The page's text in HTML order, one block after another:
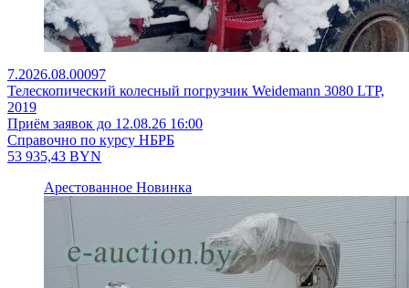
7.2026.08.00097
Телескопический колесный погрузчик Weidemann 3080 LTP,
2019
Приём заявок до 12.08.26 16:00
Справочно по курсу НБРБ
53 935,43 BYN
Арестованное Новинка